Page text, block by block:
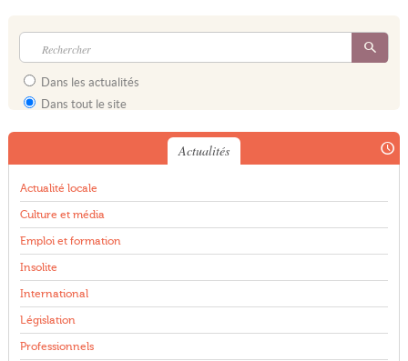
Dans les actualités
Dans tout le site
Actualités
Actualité locale
Culture et média
Emploi et formation
Insolite
International
Législation
Professionnels